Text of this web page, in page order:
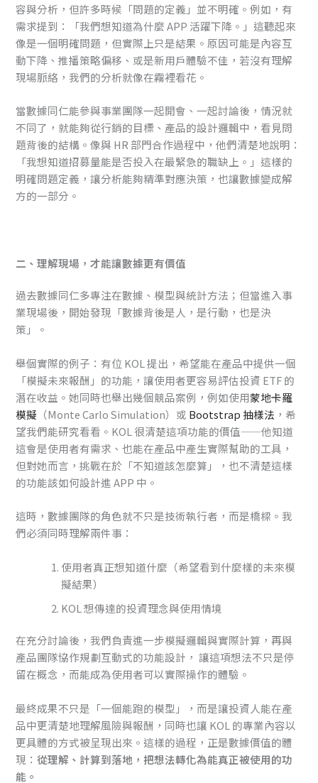
容與分析，但許多時候「問題的定義」並不明確。例如，有
需求提到：「我們想知道為什麼 APP 活躍下降。」這聽起來
像是一個明確問題，但實際上只是結果。原因可能是內容互
動下降、推播策略偏移、或是新用戶體驗不佳，若沒有理解
現場脈絡，我們的分析就像在霧裡看花。
當數據同仁能參與事業團隊一起開會、一起討論後，情況就
不同了，就能夠從行銷的目標、產品的設計邏輯中，看見問
題背後的結構。像與 HR 部門合作過程中，他們清楚地說明：
「我想知道招募量能是否投入在最緊急的職缺上。」這樣的
明確問題定義，讓分析能夠精準對應決策，也讓數據變成解
方的一部分。
二、理解現場，才能讓數據更有價值
過去數據同仁多專注在數據、模型與統計方法；但當進入事
業現場後，開始發現「數據背後是人，是行動，也是決
策」。
舉個實際的例子：有位 KOL 提出，希望能在產品中提供一個
「模擬未來報酬」的功能，讓使用者更容易評估投資 ETF 的
潛在收益。她同時也舉出幾個競品案例，例如使用蒙地卡羅
模擬 （Monte Carlo Simulation）或 Bootstrap 抽樣法 ，希
望我們能研究看看。KOL 很清楚這項功能的價值——他知道
這會是使用者有需求、也能在產品中產生實際幫助的工具，
但對她而言，挑戰在於「不知道該怎麼算」，也不清楚這樣
的功能該如何設計進 APP 中。
這時，數據團隊的角色就不只是技術執行者，而是橋樑。我
們必須同時理解兩件事：
使用者真正想知道什麼（希望看到什麼樣的未來模
擬結果）
KOL 想傳達的投資理念與使用情境
在充分討論後，我們負責進一步模擬邏輯與實際計算，再與
產品團隊協作規劃互動式的功能設計， 讓這項想法不只是停
留在概念，而能成為使用者可以實際操作的體驗。
最終成果不只是「一個能跑的模型」，而是讓投資人能在產
品中更清楚地理解風險與報酬，同時也讓 KOL 的專業內容以
更具體的方式被呈現出來。這樣的過程，正是數據價值的體
現：從理解、計算到落地，把想法轉化為能真正被使用的功
能。